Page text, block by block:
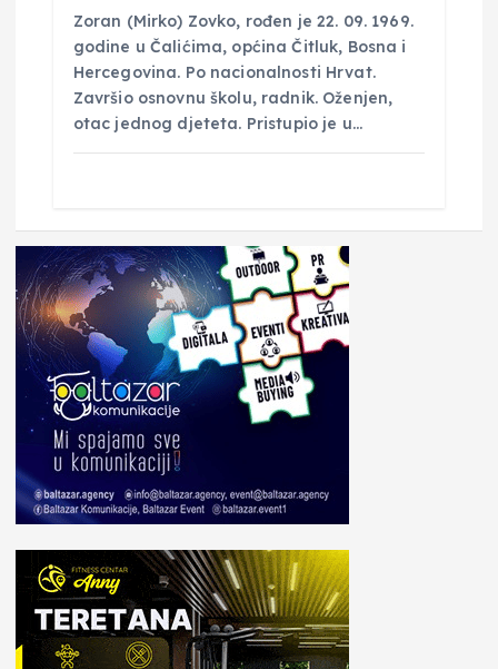
Zoran (Mirko) Zovko, rođen je 22. 09. 1969.
godine u Čalićima, općina Čitluk, Bosna i
Hercegovina. Po nacionalnosti Hrvat.
Završio osnovnu školu, radnik. Oženjen,
otac jednog djeteta. Pristupio je u…